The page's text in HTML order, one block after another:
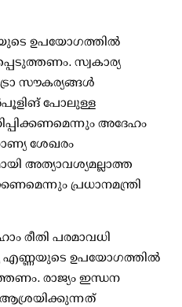
ഉപയോഗത്തില്‍
സ്വകാര്യ
സൗകര്യങ്ങള്‍
പോലുള്ള
അദേഹം
ശേഖരം
അത്യാവശ്യമല്ലാത്ത
പ്രധാനമന്ത്രി
രീതി പരമാവധി
എണ്ണയുടെ ഉപയോഗത്തില്‍
രാജ്യം ഇന്ധന
ആശ്രയിക്കുന്നത്